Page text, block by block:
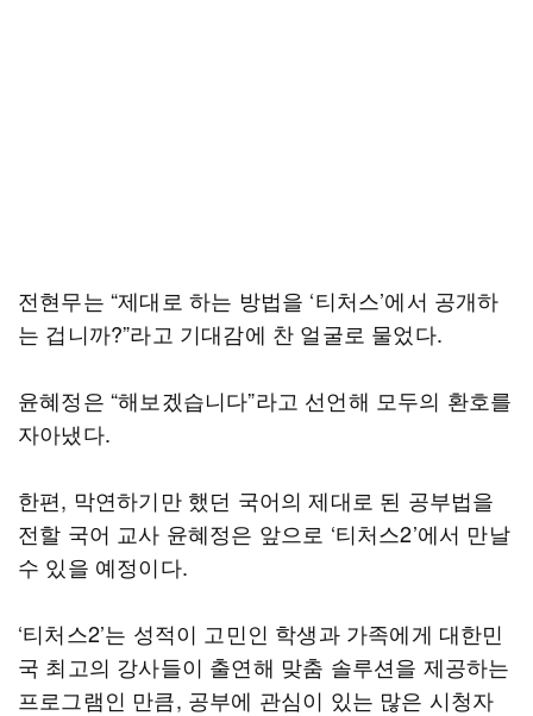
전현무는 “제대로 하는 방법을 ‘티처스’에서 공개하
는 겁니까?”라고 기대감에 찬 얼굴로 물었다.
윤혜정은 “해보겠습니다”라고 선언해 모두의 환호를
자아냈다.
한편, 막연하기만 했던 국어의 제대로 된 공부법을
전할 국어 교사 윤혜정은 앞으로 ‘티처스2’에서 만날
수 있을 예정이다.
‘티처스2’는 성적이 고민인 학생과 가족에게 대한민
국 최고의 강사들이 출연해 맞춤 솔루션을 제공하는
프로그램인 만큼, 공부에 관심이 있는 많은 시청자